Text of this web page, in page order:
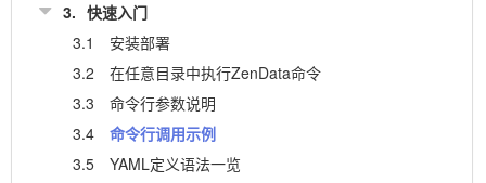
3. 快速入门
3.1
安装部署
3.2
在任意目录中执行ZenData命令
3.3
命令行参数说明
3.4
命令行调用示例
3.5
YAML定义语法一览